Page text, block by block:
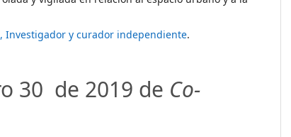
Investigador y curador independiente.
30 de 2019 de Co-